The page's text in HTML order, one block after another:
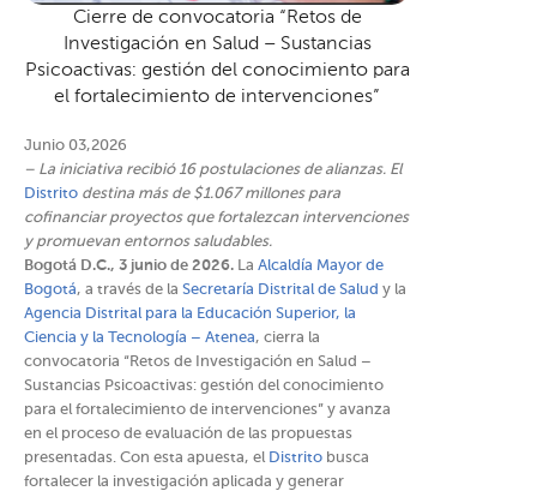
Cierre de convocatoria “Retos de
Investigación en Salud – Sustancias
Psicoactivas: gestión del conocimiento para
el fortalecimiento de intervenciones”
Junio 03,2026
– La iniciativa recibió 16 postulaciones de alianzas. El
Distrito destina más de $1.067 millones para
cofinanciar proyectos que fortalezcan intervenciones
y promuevan entornos saludables.
Bogotá D.C., 3 junio de 2026. La Alcaldía Mayor de
Bogotá, a través de la Secretaría Distrital de Salud y la
Agencia Distrital para la Educación Superior, la
Ciencia y la Tecnología – Atenea, cierra la
convocatoria “Retos de Investigación en Salud –
Sustancias Psicoactivas: gestión del conocimiento
para el fortalecimiento de intervenciones” y avanza
en el proceso de evaluación de las propuestas
presentadas. Con esta apuesta, el Distrito busca
fortalecer la investigación aplicada y generar